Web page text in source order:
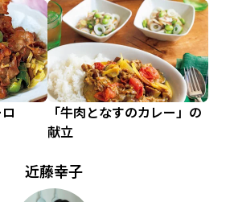
「牛肉となすのカレー」の
献立
近藤幸子